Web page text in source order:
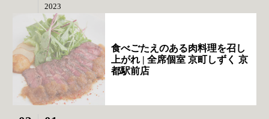
2023
食べごたえのある肉料理を召し
上がれ | 全席個室 京町しずく 京
都駅前店